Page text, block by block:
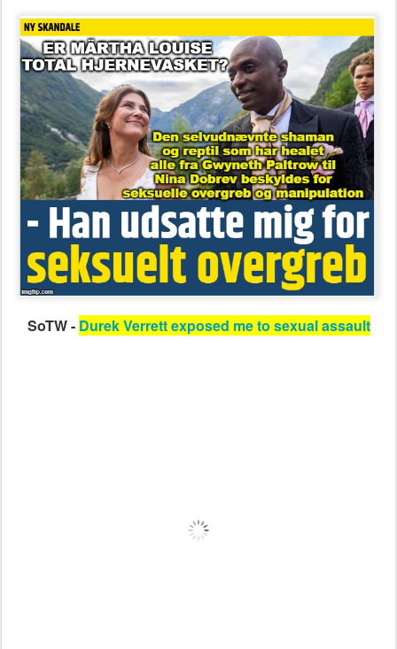
SoTW - Durek Verrett exposed me to sexual assault